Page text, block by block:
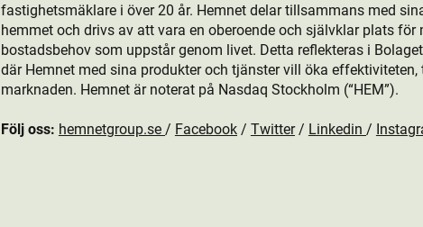
fastighetsmäklare i över 20 år. Hemnet delar tillsammans med
hemmet och drivs av att vara en oberoende och självklar plats
bostads­behov som uppstår genom livet. Detta reflekteras i
där Hemnet med sina produkt­er och tjänster vill öka
marknaden. Hemnet är noterat på Nasdaq Stockholm (“HEM”).
Följ oss: hemnetgroup.se / Facebook/ Twitter/ Linkedin /